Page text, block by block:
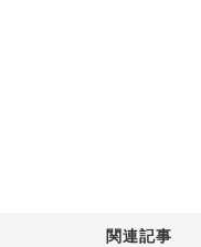
関連記事